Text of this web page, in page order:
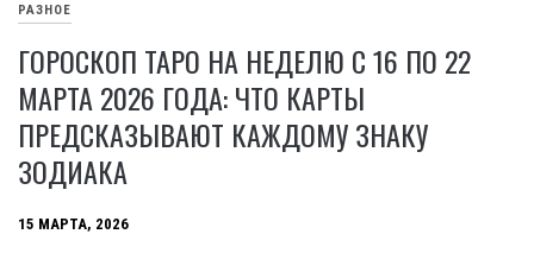
РАЗНОЕ
ГОРОСКОП ТАРО НА НЕДЕЛЮ С 16 ПО 22
МАРТА 2026 ГОДА: ЧТО КАРТЫ
ПРЕДСКАЗЫВАЮТ КАЖДОМУ ЗНАКУ
ЗОДИАКА
15 МАРТА, 2026